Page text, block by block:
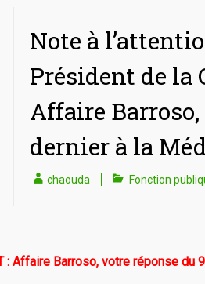
Note à
Président de la
Affaire
dernier à la
chaouda Fonction
: Affaire Barroso, votre réponse du